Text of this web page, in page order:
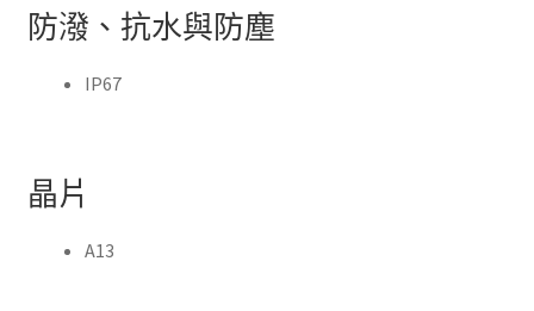
防潑、抗水與防塵
IP67
晶片
A13